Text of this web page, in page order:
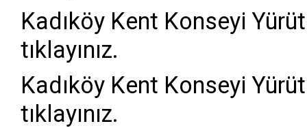
Kadıköy Kent Konseyi
tıklayınız.
Kadıköy Kent Konseyi
tıklayınız.